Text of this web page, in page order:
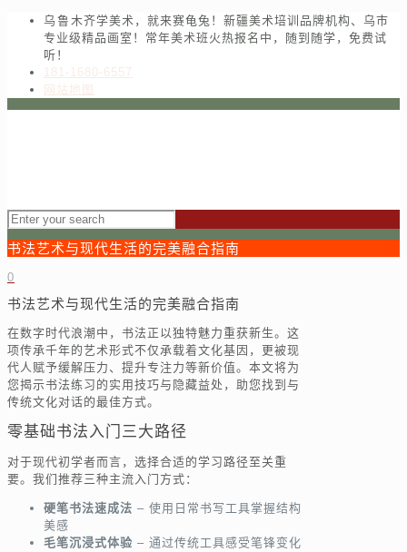
乌鲁木齐学美术，就来赛龟兔！新疆美术培训品牌机构、乌市
专业级精品画室！常年美术班火热报名中，随到随学，免费试
听！
181-1680-6557
网站地图
书法艺术与现代生活的完美融合指南
0
书法艺术与现代生活的完美融合指南
在数字时代浪潮中，书法正以独特魅力重获新生。这
项传承千年的艺术形式不仅承载着文化基因，更被现
代人赋予缓解压力、提升专注力等新价值。本文将为
您揭示书法练习的实用技巧与隐藏益处，助您找到与
传统文化对话的最佳方式。
零基础书法入门三大路径
对于现代初学者而言，选择合适的学习路径至关重
要。我们推荐三种主流入门方式：
硬笔书法速成法 – 使用日常书写工具掌握结构
美感
毛笔沉浸式体验 – 通过传统工具感受笔锋变化